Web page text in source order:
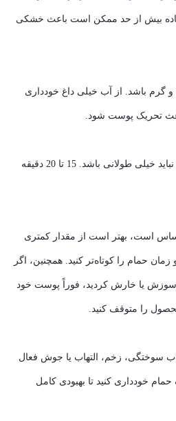
بیش از حد ممکن است باعث خشکی
و گرم باشد. از آب خیلی داغ خودداری
تحریک پوست شود.
زمان حمام کردن با نمک نباید خیلی طولانی باشد. 15 تا 20 دقیقه
است، بهتر است از مقدار کمتری
حمام را کوتاه‌تر کنید. همچنین، اگر
یا خارش کردید، فوراً پوست خود
را متوقف کنید.
سوختگی، زخم، التهاب یا جوش فعال
خودداری کنید تا بهبودی کامل